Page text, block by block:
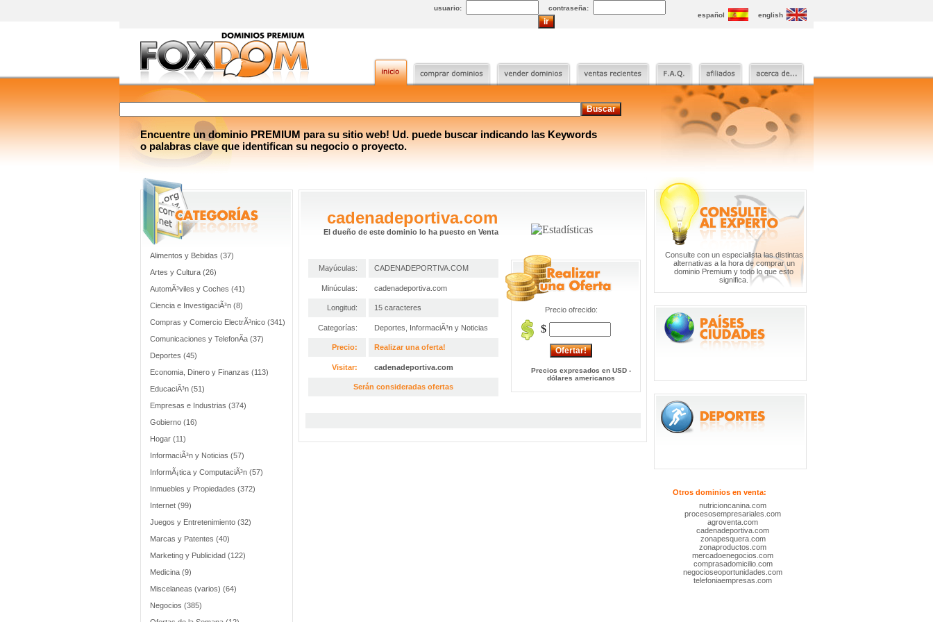
usuario:
contraseña:
español
english
Encuentre un dominio PREMIUM para su sitio web! Ud. puede buscar indicando las Keywords
o palabras clave que identifican su negocio o proyecto.
Alimentos y Bebidas (37)
Artes y Cultura (26)
AutomÃ³viles y Coches (41)
Ciencia e InvestigaciÃ³n (8)
Compras y Comercio ElectrÃ³nico (341)
Comunicaciones y TelefonÃ­a (37)
Deportes (45)
Economia, Dinero y Finanzas (113)
EducaciÃ³n (51)
Empresas e Industrias (374)
Gobierno (16)
Hogar (11)
InformaciÃ³n y Noticias (57)
InformÃ¡tica y ComputaciÃ³n (57)
Inmuebles y Propiedades (372)
Internet (99)
Juegos y Entretenimiento (32)
Marcas y Patentes (40)
Marketing y Publicidad (122)
Medicina (9)
Miscelaneas (varios) (64)
Negocios (385)
cadenadeportiva.com
El dueño de este dominio lo ha puesto en Venta
Mayúculas: CADENADEPORTIVA.COM
Minúculas: cadenadeportiva.com
Longitud: 15 caracteres
Categorías: Deportes InformaciÃ³n y Noticias
Precio: Realizar una oferta!
Visitar: cadenadeportiva.com
Serán consideradas ofertas
Precio ofrecido:
$
Precios expresados en USD -
dólares americanos
Consulte con un especialista las distintas
alternativas a la hora de comprar un
dominio Premium y todo lo que esto
significa.
Otros dominios en venta:
nutricioncanina.com
procesosempresariales.com
agroventa.com
cadenadeportiva.com
zonapesquera.com
zonaproductos.com
mercadoenegocios.com
comprasadomicilio.com
negocioseoportunidades.com
telefoniaempresas.com